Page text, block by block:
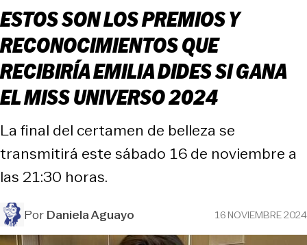
ESTOS SON LOS PREMIOS Y
RECONOCIMIENTOS QUE
RECIBIRÍA EMILIA DIDES SI GANA
EL MISS UNIVERSO 2024
La final del certamen de belleza se
transmitirá este sábado 16 de noviembre a
las 21:30 horas.
PorDaniela Aguayo 16 NOVIEMBRE 2024